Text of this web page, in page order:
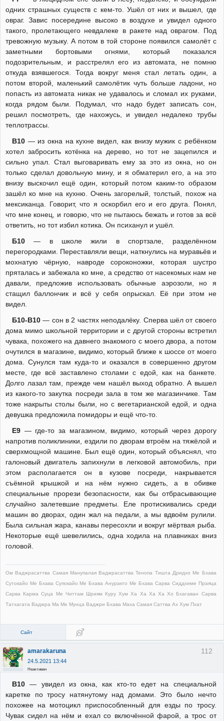
одних страшных существ с кем-то. Ушёл от них и вышел, где
овраг. Завис посередине высоко в воздухе и увидел одного
такого, пролетающего невдалеке в ракете над оврагом. Под
тревожную музыку. А потом в той стороне появился самолёт с
заметными бортовыми огнями, который показался
подозрительным, и расстрелял его из автомата, не помню
откуда взявшегося. Тогда вокруг меня стал летать один, а
потом второй, маленький самолётик чуть больше ладони, но
попасть из автомата никак не удавалось и сломал их руками,
когда рядом были. Подумал, что надо будет записать сон,
решил посмотреть, где нахожусь, и увидел недалеко трубы
теплотрассы.
В10— из окна на кухне видел, как внизу мужик с ребёнком
хотел забросить котёнка на дерево, но тот не зацепился и
сильно упал. Стал выговаривать ему за это из окна, но он
только сделал довольную мину, и я обматерил его, а на это
внизу выскочил ещё один, который потом каким-то образом
зашёл ко мне на кухню. Очень загорелый, толстый, похож на
мексиканца. Говорит, что я оскорбил его и его друга. Понял,
что мне конец, и говорю, что не пытаюсь бежать и готов за всё
ответить, но тот избил котика. Он психанул и ушёл.
Б10— в школе жили в спортзале, разделённом
перегородками. Переставляли вещи, наткнулись на муравьёв и
мохнатую чёрную, навроде сороконожки, которая шустро
пряталась и забежала ко мне, а средство от насекомых нам не
давали, предложив использовать обычные аэрозоли, но я
стащил баллончик и всё у себя опрыскал. Её при этом не
видел.
Б10-В10— сон в 2 частях неподалёку. Сперва шёл от своего
дома мимо школьной территории и с другой стороны встретил
чувака, похожего на давнего знакомого с моего двора, а потом
очутился в магазине, видимо, который ближе к шоссе от моего
дома. Сунулся там куда-то и оказался в совершенно другом
месте, где всё заставлено столами с едой, как на банкете.
Долго лазал там, прежде чем нашёл выход обратно. А вышел
из какого-то закутка посреди зала в том же магазинчике. Там
тоже накрыты столы были, но с вегетарианской едой, и одна
девушка предложила помидоры и ещё что-то.
Е9— где-то за магазином, видимо, который через дорогу
напротив поликлиники, ездили по дворам втроём на тяжёлой и
сверхмощной машине. Был ещё один, который объяснял, что
галоновый двигатель запихнули в легковой автомобиль, при
этом располагается он в кузове посреди, накрывается
съёмной крышкой и на нём нужно сидеть, а в обивке
специальные прорези безопасности, как бы отбрасывающие
случайно залетевшие предметы. Еле протискивались среди
машин во дворах, один жал на педали, а мы вдвоём рулили.
Была сильная жара, канавы пересохли и вокруг мёртвая рыба.
Некоторые ещё шевелились, одна ходила на плавниках вниз
головой.
Ом Ваджрасаттва Самая Манупалая Ваджрасаттва Тенопа Тишта Дридхо Ме Бхава
Сутокайо Ме Бхава Супокайо Ме Бхава Ануракто Ме Бхава Сарва Сиддхиме Праяца
Сарва Карма Суца Ме Читтам Шриям Куру Хум Ха Ха Ха Ха Хо Бхагаван Сарва
Татхагата Ваджра Ма Ме Мунца Ваджри Бхава Маха Самая Саттва Ах Хум Пхат
Сайт
112
amarakaruna
24.5.2021 13:44
Неактивен
В10— увидел из окна, как кто-то едет на специальной
каретке по тросу натянутому над домами. Это было нечто
похожее на мотоцикл приспособленный для езды по тросу.
Чувак сидел на нём и ехал со включённой фарой, а трос от